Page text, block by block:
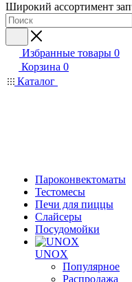
Широкий ассортимент
Избранные товары 0
Корзина 0
Каталог
Пароконвектоматы
Тестомесы
Печи для пиццы
Слайсеры
Посудомойки
UNOX
Популярное
Распродажа